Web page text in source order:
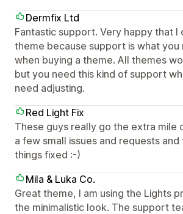
Dermfix Ltd
Fantastic support. Very happy that I
theme because support is what you
when buying a theme. All themes
but you need this kind of support
need adjusting.
Red Light Fix
These guys really go the extra mile
a few small issues and requests
things fixed :-)
Mila & Luka Co.
Great theme, I am using the Lights
the minimalistic look. The support